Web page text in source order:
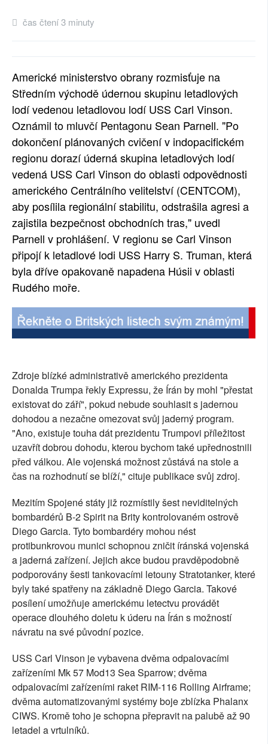
čas čtení 3 minuty
Americké ministerstvo obrany rozmisťuje na
Středním východě údernou skupinu letadlových
lodí vedenou letadlovou lodí USS Carl Vinson.
Oznámil to mluvčí Pentagonu Sean Parnell. "Po
dokončení plánovaných cvičení v indopacifickém
regionu dorazí úderná skupina letadlových lodí
vedená USS Carl Vinson do oblasti odpovědnosti
amerického Centrálního velitelství (CENTCOM),
aby posílila regionální stabilitu, odstrašila agresi a
zajistila bezpečnost obchodních tras," uvedl
Parnell v prohlášení. V regionu se Carl Vinson
připojí k letadlové lodi USS Harry S. Truman, která
byla dříve opakovaně napadena Húsii v oblasti
Rudého moře.
Zdroje blízké administrativě amerického prezidenta
Donalda Trumpa řekly Expressu, že Írán by mohl "přestat
existovat do září", pokud nebude souhlasit s jadernou
dohodou a nezačne omezovat svůj jaderný program.
"Ano, existuje touha dát prezidentu Trumpovi příležitost
uzavřít dobrou dohodu, kterou bychom také upřednostnili
před válkou. Ale vojenská možnost zůstává na stole a
čas na rozhodnutí se blíží," cituje publikace svůj zdroj.
Mezitím Spojené státy již rozmístily šest neviditelných
bombardérů B-2 Spirit na Brity kontrolovaném ostrově
Diego Garcia. Tyto bombardéry mohou nést
protibunkrovou munici schopnou zničit íránská vojenská
a jaderná zařízení. Jejich akce budou pravděpodobně
podporovány šesti tankovacími letouny Stratotanker, které
byly také spatřeny na základně Diego Garcia. Takové
posílení umožňuje americkému letectvu provádět
operace dlouhého doletu k úderu na Írán s možností
návratu na své původní pozice.
USS Carl Vinson je vybavena dvěma odpalovacími
zařízeními Mk 57 Mod13 Sea Sparrow; dvěma
odpalovacími zařízeními raket RIM-116 Rolling Airframe;
dvěma automatizovanými systémy boje zblízka Phalanx
CIWS. Kromě toho je schopna přepravit na palubě až 90
letadel a vrtulníků.